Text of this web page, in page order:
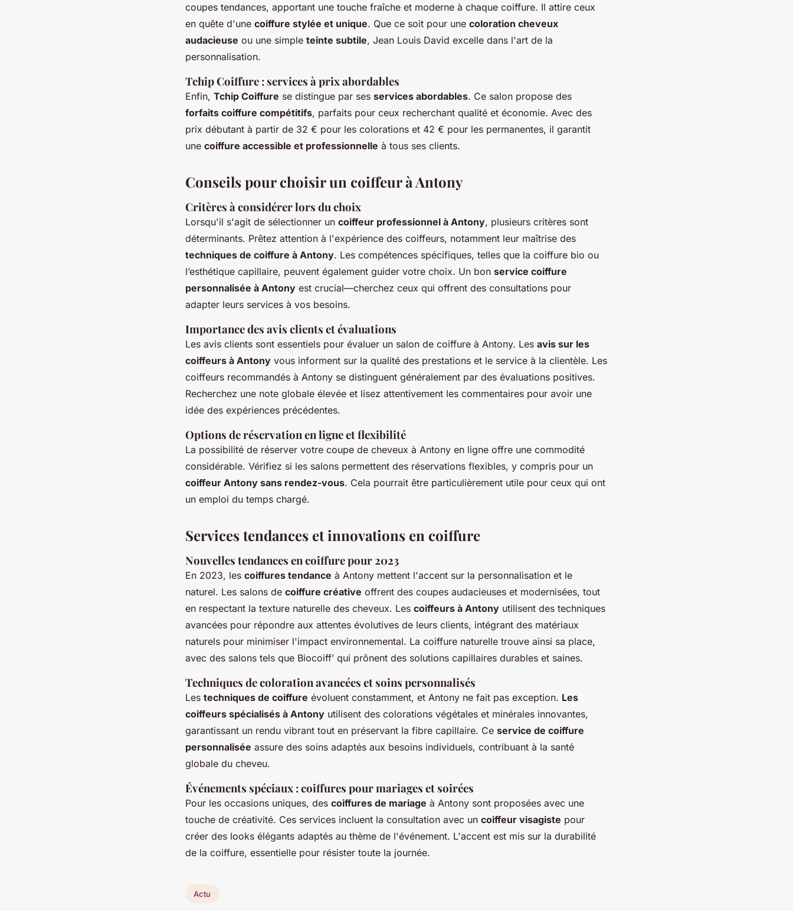
coupes tendances, apportant une touche fraîche et moderne à chaque coiffure. Il attire ceux
en quête d'une coiffure stylée et unique. Que ce soit pour une coloration cheveux
audacieuse ou une simple teinte subtile, Jean Louis David excelle dans l'art de la
personnalisation.
Tchip Coiffure : services à prix abordables
Enfin, Tchip Coiffure se distingue par ses services abordables. Ce salon propose des
forfaits coiffure compétitifs, parfaits pour ceux recherchant qualité et économie. Avec des
prix débutant à partir de 32 € pour les colorations et 42 € pour les permanentes, il garantit
une coiffure accessible et professionnelle à tous ses clients.
Conseils pour choisir un coiffeur à Antony
Critères à considérer lors du choix
Lorsqu'il s'agit de sélectionner un coiffeur professionnel à Antony, plusieurs critères sont
déterminants. Prêtez attention à l'expérience des coiffeurs, notamment leur maîtrise des
techniques de coiffure à Antony. Les compétences spécifiques, telles que la coiffure bio ou
l’esthétique capillaire, peuvent également guider votre choix. Un bon service coiffure
personnalisée à Antony est crucial—cherchez ceux qui offrent des consultations pour
adapter leurs services à vos besoins.
Importance des avis clients et évaluations
Les avis clients sont essentiels pour évaluer un salon de coiffure à Antony. Les avis sur les
coiffeurs à Antony vous informent sur la qualité des prestations et le service à la clientèle. Les
coiffeurs recommandés à Antony se distinguent généralement par des évaluations positives.
Recherchez une note globale élevée et lisez attentivement les commentaires pour avoir une
idée des expériences précédentes.
Options de réservation en ligne et flexibilité
La possibilité de réserver votre coupe de cheveux à Antony en ligne offre une commodité
considérable. Vérifiez si les salons permettent des réservations flexibles, y compris pour un
coiffeur Antony sans rendez-vous. Cela pourrait être particulièrement utile pour ceux qui ont
un emploi du temps chargé.
Services tendances et innovations en coiffure
Nouvelles tendances en coiffure pour 2023
En 2023, les coiffures tendance à Antony mettent l'accent sur la personnalisation et le
naturel. Les salons de coiffure créative offrent des coupes audacieuses et modernisées, tout
en respectant la texture naturelle des cheveux. Les coiffeurs à Antony utilisent des techniques
avancées pour répondre aux attentes évolutives de leurs clients, intégrant des matériaux
naturels pour minimiser l'impact environnemental. La coiffure naturelle trouve ainsi sa place,
avec des salons tels que Biocoiff’ qui prônent des solutions capillaires durables et saines.
Techniques de coloration avancées et soins personnalisés
Les techniques de coiffure évoluent constamment, et Antony ne fait pas exception. Les
coiffeurs spécialisés à Antony utilisent des colorations végétales et minérales innovantes,
garantissant un rendu vibrant tout en préservant la fibre capillaire. Ce service de coiffure
personnalisée assure des soins adaptés aux besoins individuels, contribuant à la santé
globale du cheveu.
Événements spéciaux : coiffures pour mariages et soirées
Pour les occasions uniques, des coiffures de mariage à Antony sont proposées avec une
touche de créativité. Ces services incluent la consultation avec un coiffeur visagiste pour
créer des looks élégants adaptés au thème de l'événement. L'accent est mis sur la durabilité
de la coiffure, essentielle pour résister toute la journée.
Actu